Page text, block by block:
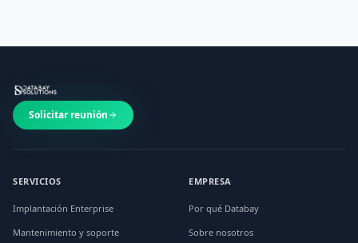
Solicitar reunión
SERVICIOS
Implantación Enterprise
Mantenimiento y soporte
EMPRESA
Por qué Databay
Sobre nosotros